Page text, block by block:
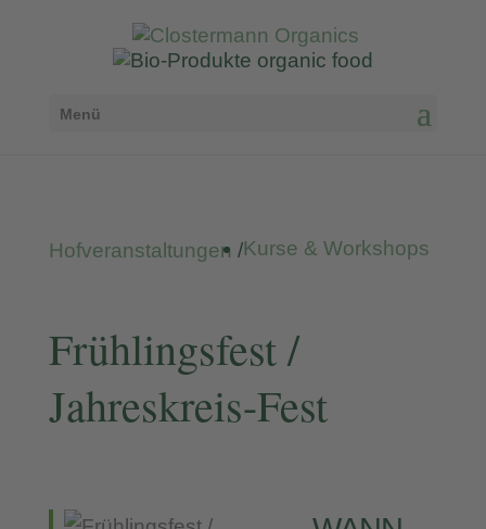
Menü
Hofveranstaltungen /Kurse & Workshops
Frühlingsfest /
Jahreskreis-Fest